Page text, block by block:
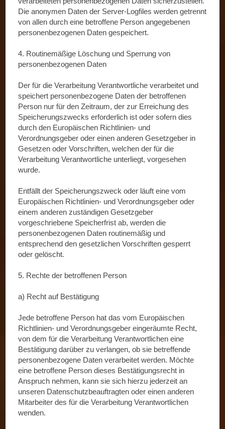
Die anonymen Daten der Server-Logfiles werden getrennt
von allen durch eine betroffene Person angegebenen
personenbezogenen Daten gespeichert.
4. Routinemäßige Löschung und Sperrung von
personenbezogenen Daten
Der für die Verarbeitung Verantwortliche verarbeitet und
speichert personenbezogene Daten der betroffenen
Person nur für den Zeitraum, der zur Erreichung des
Speicherungszwecks erforderlich ist oder sofern dies
durch den Europäischen Richtlinien- und
Verordnungsgeber oder einen anderen Gesetzgeber in
Gesetzen oder Vorschriften, welchen der für die
Verarbeitung Verantwortliche unterliegt, vorgesehen
wurde.
Entfällt der Speicherungszweck oder läuft eine vom
Europäischen Richtlinien- und Verordnungsgeber oder
einem anderen zuständigen Gesetzgeber
vorgeschriebene Speicherfrist ab, werden die
personenbezogenen Daten routinemäßig und
entsprechend den gesetzlichen Vorschriften gesperrt
oder gelöscht.
5. Rechte der betroffenen Person
a) Recht auf Bestätigung
Jede betroffene Person hat das vom Europäischen
Richtlinien- und Verordnungsgeber eingeräumte Recht,
von dem für die Verarbeitung Verantwortlichen eine
Bestätigung darüber zu verlangen, ob sie betreffende
personenbezogene Daten verarbeitet werden. Möchte
eine betroffene Person dieses Bestätigungsrecht in
Anspruch nehmen, kann sie sich hierzu jederzeit an
unseren Datenschutzbeauftragten oder einen anderen
Mitarbeiter des für die Verarbeitung Verantwortlichen
wenden.